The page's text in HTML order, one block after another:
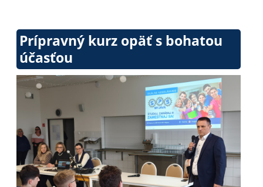
Prípravný kurz opäť s bohatou
účasťou